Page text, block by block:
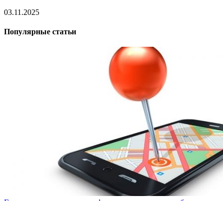
03.11.2025
Популярные статьи